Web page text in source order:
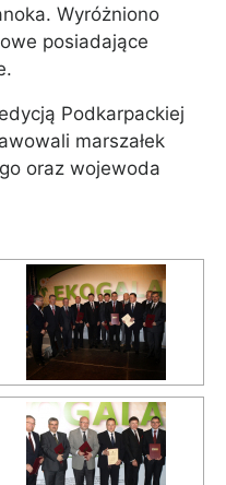
Wyróżniono
posiadające
Podkarpackiej
marszałek
oraz wojewoda